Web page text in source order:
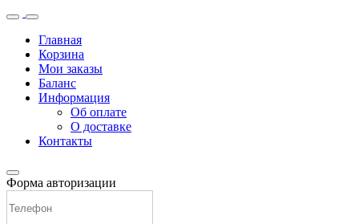
Главная
Корзина
Мои заказы
Баланс
Информация
Об оплате
О доставке
Контакты
Форма авторизации